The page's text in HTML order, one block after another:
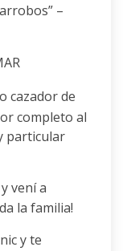
–
cazador de
completo al
particular
vení a
la familia!
y te